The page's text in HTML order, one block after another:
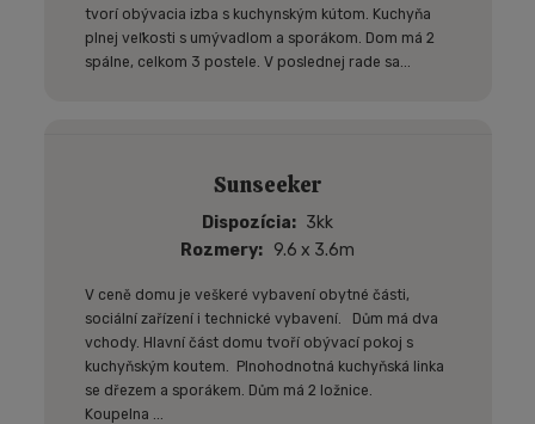
tvorí obývacia izba s kuchynským kútom. Kuchyňa
plnej veľkosti s umývadlom a sporákom. Dom má 2
spálne, celkom 3 postele. V poslednej rade sa...
Sunseeker
Dispozícia
3kk
Rozmery
9.6 x 3.6m
V ceně domu je veškeré vybavení obytné části,
sociální zařízení i technické vybavení. Dům má dva
vchody. Hlavní část domu tvoří obývací pokoj s
kuchyňským koutem. Plnohodnotná kuchyňská linka
se dřezem a sporákem. Dům má 2 ložnice.
Koupelna ...